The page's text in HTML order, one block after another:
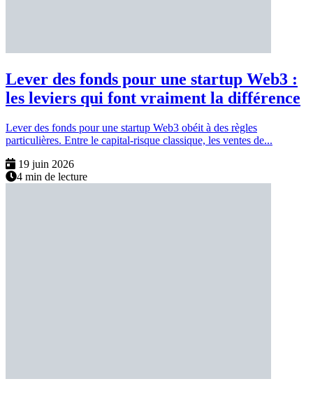
Lever des fonds pour une startup Web3 :
les leviers qui font vraiment la différence
Lever des fonds pour une startup Web3 obéit à des règles
particulières. Entre le capital-risque classique, les ventes de...
19 juin 2026
4 min de lecture